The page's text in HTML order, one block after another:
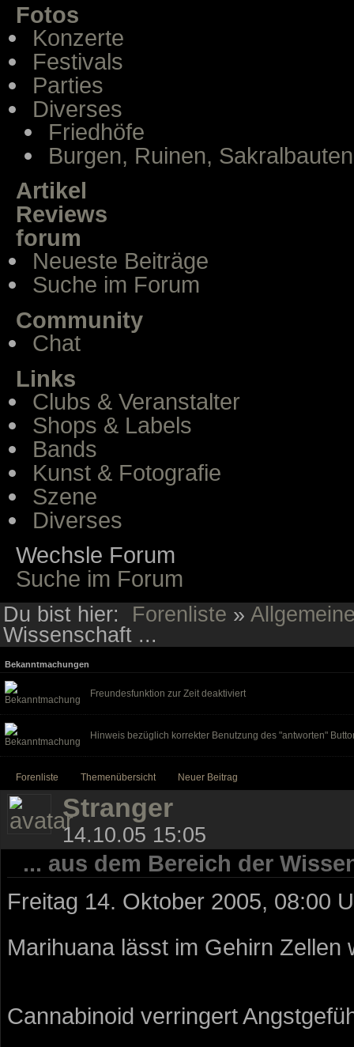
Fotos
Konzerte
Festivals
Parties
Diverses
Friedhöfe
Burgen, Ruinen, Sakralbauten
Artikel
Reviews
forum
Neueste Beiträge
Suche im Forum
Community
Chat
Links
Clubs & Veranstalter
Shops & Labels
Bands
Kunst & Fotografie
Szene
Diverses
Wechsle Forum
Suche im Forum
Du bist hier: Forenliste »
Wissenschaft ...
Bekanntmachungen
Freundesfunktion zur Zeit deaktiviert
Hinweis bezüglich korrekter Benutzung des "antworten"
Forenliste Themenübersicht Neuer Beitrag
Stranger
14.10.05 15:05
... aus dem Bereich der
Freitag 14. Oktober 2005, 08:00
Marihuana lässt im Gehirn Zellen
Cannabinoid verringert